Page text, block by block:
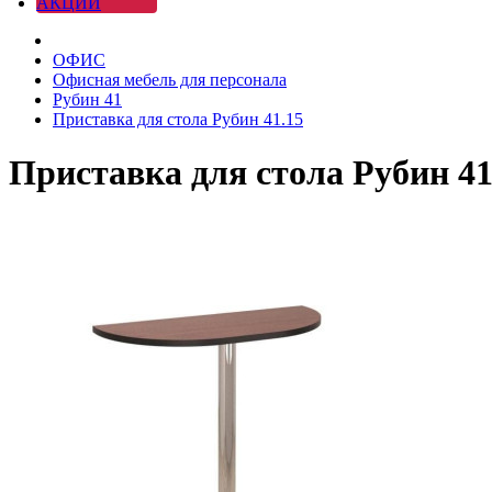
ОФИС
Офисная мебель для персонала
Рубин 41
Приставка для стола Рубин 41.15
Приставка для стола Рубин